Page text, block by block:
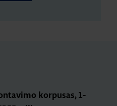
korpusas, 1-